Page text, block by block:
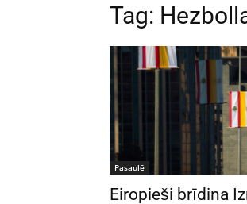
Tag:
Pasaulē
Eiropieši brīdina